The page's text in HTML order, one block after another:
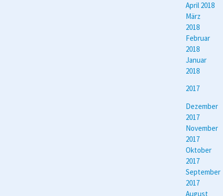
April 2018
März
2018
Februar
2018
Januar
2018
2017
Dezember
2017
November
2017
Oktober
2017
September
2017
August